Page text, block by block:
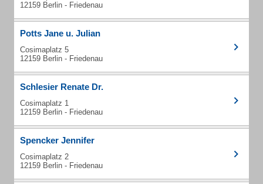
12159 Berlin - Friedenau
Potts Jane u. Julian
Cosimaplatz 5
12159 Berlin - Friedenau
Schlesier Renate Dr.
Cosimaplatz 1
12159 Berlin - Friedenau
Spencker Jennifer
Cosimaplatz 2
12159 Berlin - Friedenau